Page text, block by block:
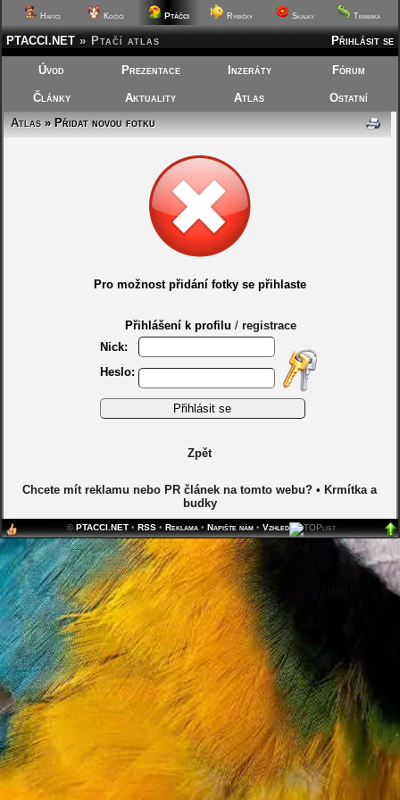
Hafíci Kočičí Ptáčci Rybičky Skalky Terárka
Přihlásit se
PTACCI.NET » Ptačí atlas
Úvod Prezentace Inzeráty Fórum
Články Aktuality Atlas
Ostatní
Atlas» Přidat novou fotku
Pro možnost přidání fotky se přihlaste
Přihlášení k profilu / registrace
Nick:
Heslo:
Zpět
Chcete mít reklamu nebo PR článek na tomto webu? • Krmítka a
budky
©PTACCI.NET• RSS• Reklama• Napište nám• Vzhled